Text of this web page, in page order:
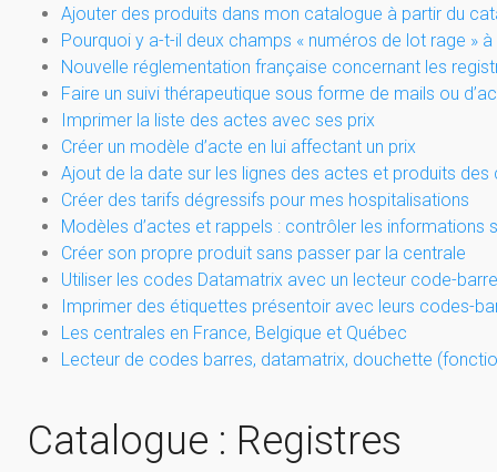
Ajouter des produits dans mon catalogue à partir du
Pourquoi y a-t-il deux champs « numéros de lot rage »
Nouvelle réglementation française concernant les
Faire un suivi thérapeutique sous forme de mails ou
Imprimer la liste des actes avec ses prix
Créer un modèle d’acte en lui affectant un prix
Ajout de la date sur les lignes des actes et produits des
Créer des tarifs dégressifs pour mes hospitalisations
Modèles d’actes et rappels : contrôler les
Créer son propre produit sans passer par la centrale
Utiliser les codes Datamatrix avec un lecteur code-barre
Imprimer des étiquettes présentoir avec leurs codes-
Les centrales en France, Belgique et Québec
Lecteur de codes barres, datamatrix, douchette
Catalogue : Registres